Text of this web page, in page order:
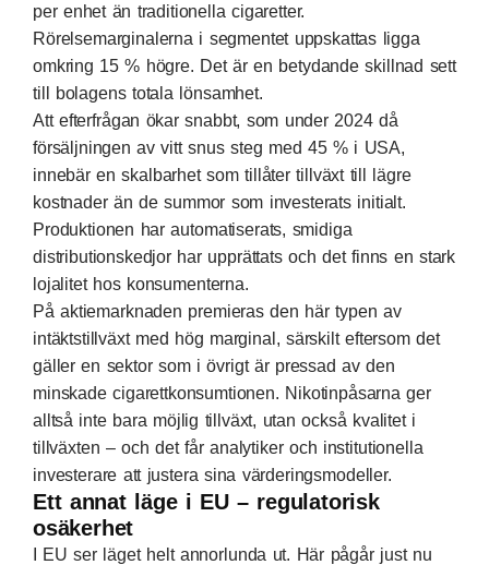
per enhet än traditionella cigaretter.
Rörelsemarginalerna i segmentet uppskattas ligga
omkring 15 % högre. Det är en betydande skillnad sett
till bolagens totala lönsamhet.
Att efterfrågan ökar snabbt, som under 2024 då
försäljningen av vitt snus steg med 45 % i USA,
innebär en skalbarhet som tillåter tillväxt till lägre
kostnader än de summor som investerats initialt.
Produktionen har automatiserats, smidiga
distributionskedjor har upprättats och det finns en stark
lojalitet hos konsumenterna.
På aktiemarknaden premieras den här typen av
intäktstillväxt med hög marginal, särskilt eftersom det
gäller en sektor som i övrigt är pressad av den
minskade cigarettkonsumtionen. Nikotinpåsarna ger
alltså inte bara möjlig tillväxt, utan också kvalitet i
tillväxten – och det får analytiker och institutionella
investerare att justera sina värderingsmodeller.
Ett annat läge i EU – regulatorisk
osäkerhet
I EU ser läget helt annorlunda ut. Här pågår just nu